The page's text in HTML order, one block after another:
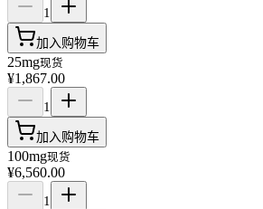
1
加入购物车
25mg现货
¥1,867.00
1
加入购物车
100mg现货
¥6,560.00
1